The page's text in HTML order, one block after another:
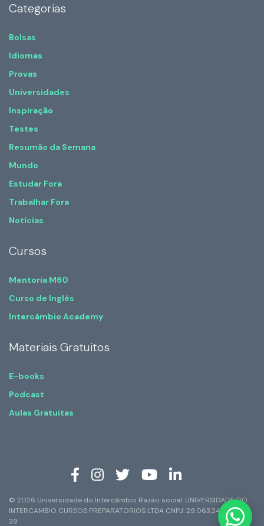
Categorias
Bolsas
Idiomas
Provas
Universidades
Inspiração
Testes
Resumão da Semana
Mundo
Estudar Fora
Trabalhar Fora
Notícias
Cursos
Mentoria M60
Curso de Inglês
Intercâmbio Academy
Materiais Gratuitos
E-books
Podcast
Aulas Gratuitas
© 2026 Universidade do Intercâmbio Razão social: UNIVERSIDADE DO
INTERCAMBIO CURSOS PREPARATORIOS LTDA CNPJ: 29.063.247/0001-
39